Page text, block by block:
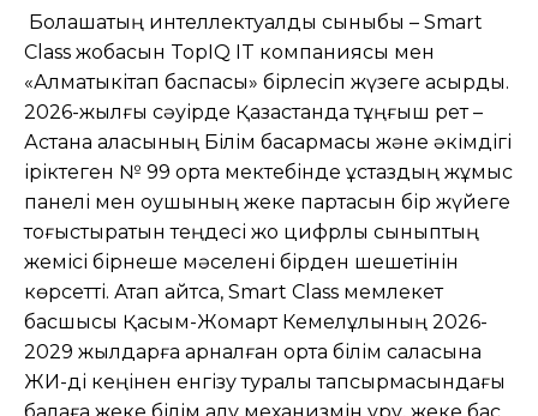
Болашақтың интеллектуалдық сыныбы – Smart
Class жобасын TopIQ IT компаниясы мен
«Алматыкітап баспасы» бірлесіп жүзеге асырды.
2026-жылғы сәуірде Қазақстанда тұңғыш рет –
Астана қаласының Білім басқармасы және әкімдігі
іріктеген № 99 орта мектебінде ұстаздың жұмыс
панелі мен оқушының жеке партасын бір жүйеге
тоғыстыратын теңдесі жоқ цифрлық сыныптың
жемісі бірнеше мәселені бірден шешетінін
көрсетті. Атап айтсақ, Smart Class мемлекет
басшысы Қасым-Жомарт Кемелұлының 2026-
2029 жылдарға арналған орта білім саласына
ЖИ-ді кеңінен енгізу туралы тапсырмасындағы